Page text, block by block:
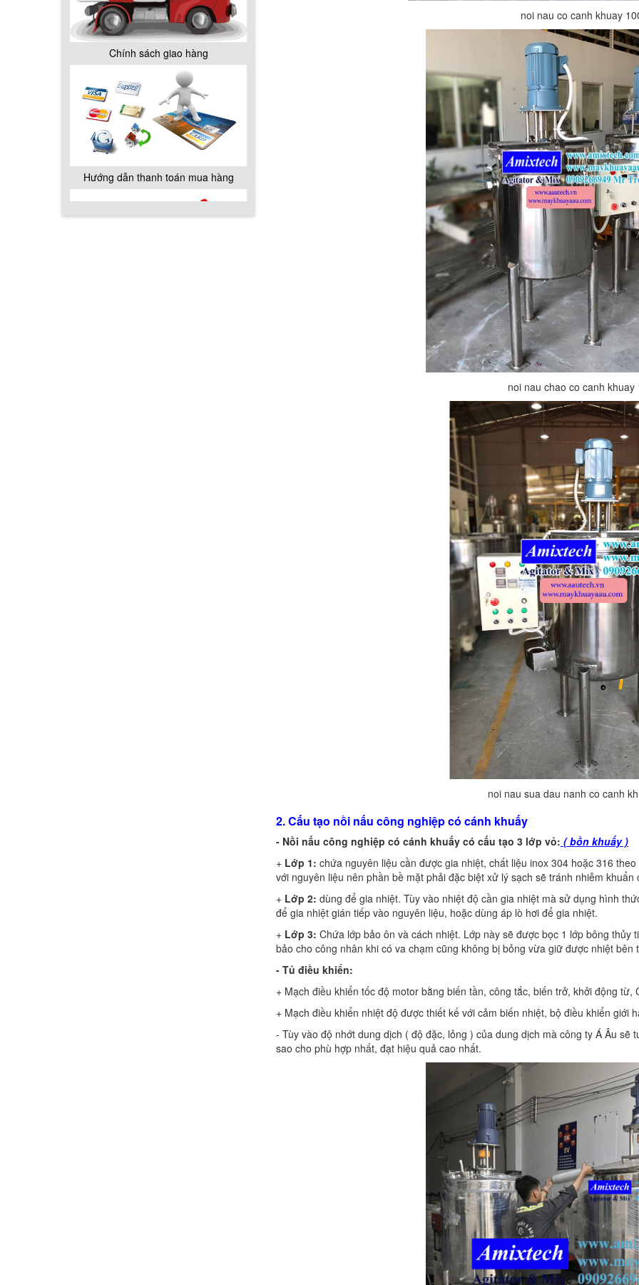
Chính sách giao hàng
Hướng dẫn thanh toán mua hàng
noi nau co canh khuay
noi nau chao co canh khuay
noi nau sua dau nanh co canh
2. Cấu tạo nồi nấu công nghiệp có cánh khuấy
- Nồi nấu công nghiệp có cánh khuấy có cấu tạo 3 lớp vỏ: ( bồn khuấy )
+ Lớp 1: chứa nguyên liệu cần được gia nhiệt, chất liệu inox 304 hoặc 316
với nguyên liệu nên phần bề mặt phải đặc biệt xử lý sạch sẽ tránh nhiễm khuẩn
+ Lớp 2: dùng để gia nhiệt. Tùy vào nhiệt độ cần gia nhiệt mà sử dụng hình
để gia nhiệt gián tiếp vào nguyên liệu, hoặc dùng áp lò hơi để gia nhiệt.
+ Lớp 3: Chứa lớp bảo ôn và cách nhiệt. Lớp này sẽ được bọc 1 lớp bông
bảo cho công nhân khi có va chạm cũng không bị bỏng vừa giữ được nhiệt
- Tủ điều khiển:
+ Mạch điều khiển tốc độ motor bằng biến tần, công tắc, biến trở, khởi động từ,
+ Mạch điều khiển nhiệt độ được thiết kế với cảm biến nhiệt, bộ điều khiển giới
- Tùy vào độ nhớt dung dịch ( độ đặc, lỏng ) của dung dịch mà công ty Á Âu
sao cho phù hợp nhất, đạt hiệu quả cao nhất.